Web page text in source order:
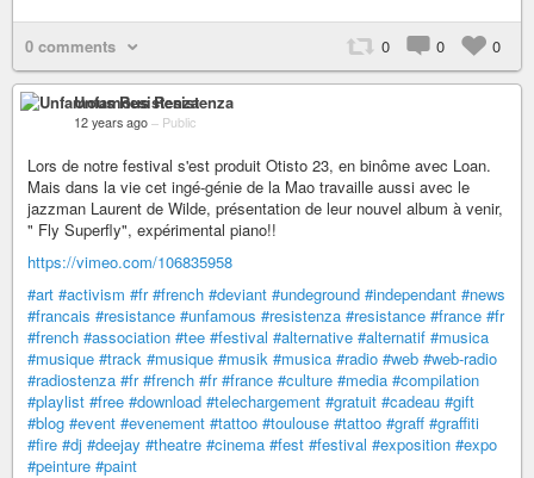
0 comments 0 0 0
Unfamous Resistenza
12 years ago – Public
Lors de notre festival s'est produit Otisto 23, en binôme avec Loan.
Mais dans la vie cet ingé-génie de la Mao travaille aussi avec le
jazzman Laurent de Wilde, présentation de leur nouvel album à venir,
" Fly Superfly", expérimental piano!!
https://vimeo.com/106835958
#art #activism #fr #french #deviant #undeground #independant #news
#francais #resistance #unfamous #resistenza #resistance #france #fr
#french #association #tee #festival #alternative #alternatif #musica
#musique #track #musique #musik #musica #radio #web #web-radio
#radiostenza #fr #french #fr #france #culture #media #compilation
#playlist #free #download #telechargement #gratuit #cadeau #gift
#blog #event #evenement #tattoo #toulouse #tattoo #graff #graffiti
#fire #dj #deejay #theatre #cinema #fest #festival #exposition #expo
#peinture #paint